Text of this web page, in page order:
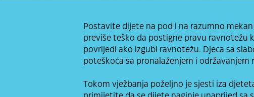
Postavite dijete na pod i na razumno
previše teško da postigne pravu ravnotežu
povrijedi ako izgubi ravnotežu. Djeca sa
poteškoća sa pronalaženjem i održavanjem
Tokom vježbanja poželjno je sjesti iza